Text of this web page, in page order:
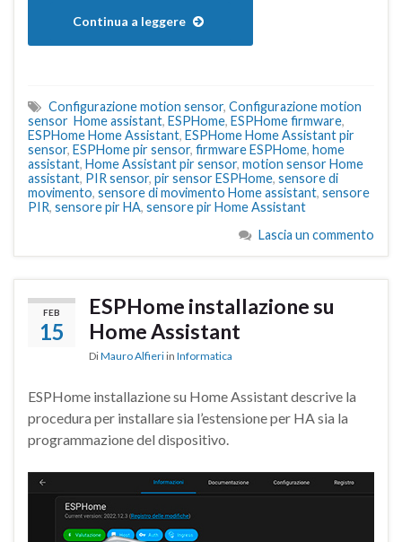
Continua a leggere
Configurazione motion sensor, Configurazione motion
sensor Home assistant, ESPHome, ESPHome firmware,
ESPHome Home Assistant, ESPHome Home Assistant pir
sensor, ESPHome pir sensor, firmware ESPHome, home
assistant, Home Assistant pir sensor, motion sensor Home
assistant, PIR sensor, pir sensor ESPHome, sensore di
movimento, sensore di movimento Home assistant, sensore
PIR, sensore pir HA, sensore pir Home Assistant
Lascia un commento
FEB
15
ESPHome installazione su
Home Assistant
DiMauro Alfieri in Informatica
ESPHome installazione su Home Assistant descrive la
procedura per installare sia l’estensione per HA sia la
programmazione del dispositivo.